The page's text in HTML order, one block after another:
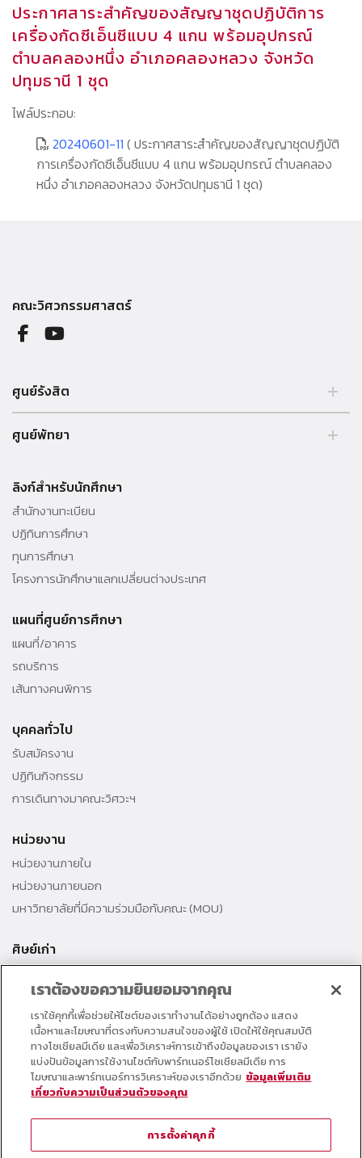
ประกาศสาระสำคัญของสัญญาชุดปฏิบัติการ
เครื่องกัดซีเอ็นซีแบบ 4 แกน พร้อมอุปกรณ์
ตำบลคลองหนึ่ง อำเภอคลองหลวง จังหวัด
ปทุมธานี 1 ชุด
ไฟล์ประกอบ:
20240601-11 ( ประกาศสาระสำคัญของสัญญาชุดปฏิบัติ
การเครื่องกัดซีเอ็นซีแบบ 4 แกน พร้อมอุปกรณ์ ตำบลคลอง
หนึ่ง อำเภอคลองหลวง จังหวัดปทุมธานี 1 ชุด)
คณะวิศวกรรมศาสตร์
ศูนย์รังสิต
99 หมู่ 18 ถ.พหลโยธิน คลองหลวง รังสิต ปทุมธานี 12121 ประเทศไทย.
Tel. 02 564 3001 -9
ศูนย์พัทยา
010 - 69 ต่อ 3000
ลิงก์สำหรับนักศึกษา
สำนักงานทะเบียน
ปฏิทินการศึกษา
ทุนการศึกษา
โครงการนักศึกษาแลกเปลี่ยนต่างประเทศ
แผนที่ศูนย์การศึกษา
แผนที่/อาคาร
รถบริการ
เส้นทางคนพิการ
บุคคลทั่วไป
รับสมัครงาน
ปฏิทินกิจกรรม
การเดินทางมาคณะวิศวะฯ
หน่วยงาน
หน่วยงานภายใน
หน่วยงานภายนอก
มหาวิทยาลัยที่มีความร่วมมือกับคณะ (MOU)
ศิษย์เก่า
สำนักงานธรรมศาสตร์สัมพันธ์
ศิษย์เก่าดีเด่น
กองทุนวิศวกรแห่งธรรม เพื่อพัฒนาการศึกษา
อาจารย์และบุคลากร
วารสารคณะวิศวกรรมศาสตร์
เราต้องขอความยินยอมจากคุณ
เราใช้คุกกี้เพื่อช่วยให้ไซต์ของเราทำงานได้อย่างถูกต้อง แสดง
เนื้อหาและโฆษณาที่ตรงกับความสนใจของผู้ใช้ เปิดให้ใช้คุณสมบัติ
ทางโซเชียลมีเดีย และเพื่อวิเคราะห์การเข้าถึงข้อมูลของเรา เรายัง
แบ่งปันข้อมูลการใช้งานไซต์กับพาร์ทเนอร์โซเชียลมีเดีย การ
โฆษณาและพาร์ทเนอร์การวิเคราะห์ของเราอีกด้วย ข้อมูลเพิ่มเติม
เกี่ยวกับความเป็นส่วนตัวของคุณ
การตั้งค่าคุกกี้